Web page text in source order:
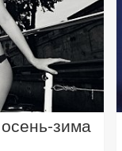
зима